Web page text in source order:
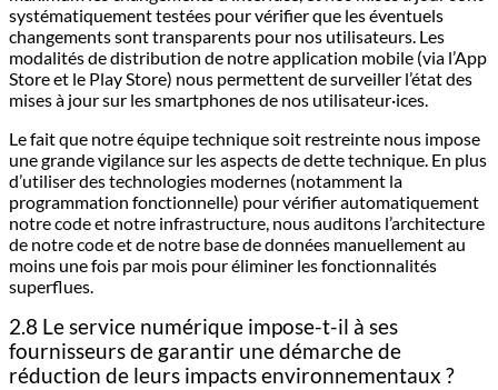
systématiquement testées pour vérifier que les éventuels
changements sont transparents pour nos utilisateurs. Les
modalités de distribution de notre application mobile (via l’App
Store et le Play Store) nous permettent de surveiller l’état des
mises à jour sur les smartphones de nos utilisateur·ices.
Le fait que notre équipe technique soit restreinte nous impose
une grande vigilance sur les aspects de dette technique. En plus
d’utiliser des technologies modernes (notamment la
programmation fonctionnelle) pour vérifier automatiquement
notre code et notre infrastructure, nous auditons l’architecture
de notre code et de notre base de données manuellement au
moins une fois par mois pour éliminer les fonctionnalités
superflues.
2.8 Le service numérique impose-t-il à ses
fournisseurs de garantir une démarche de
réduction de leurs impacts environnementaux ?